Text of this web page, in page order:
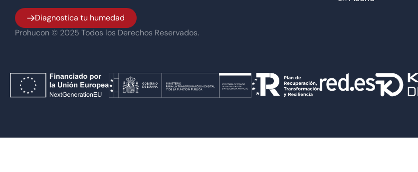
Diagnostica tu humedad
Prohucon © 2025 Todos los Derechos Reservados.